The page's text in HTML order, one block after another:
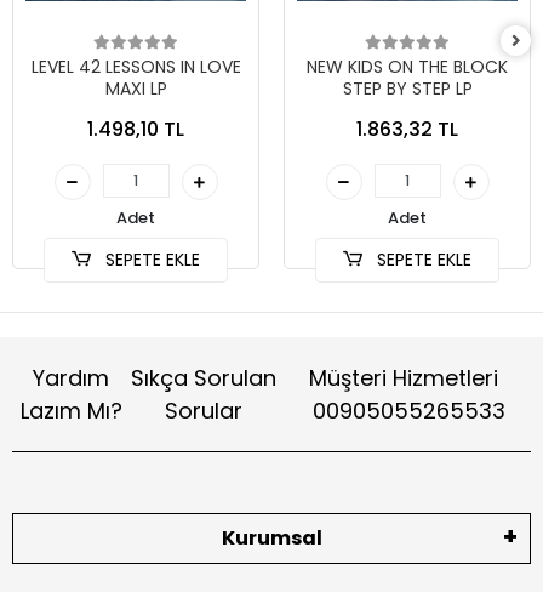
LEVEL 42 LESSONS IN LOVE
MAXI LP
1.498,10 TL
Adet
SEPETE EKLE
NEW KIDS ON THE BLOCK
STEP BY STEP LP
1.863,32 TL
Adet
SEPETE EKLE
Yardım
Lazım Mı?
Sıkça Sorulan
Sorular
Müşteri Hizmetleri
00905055265533
Kurumsal